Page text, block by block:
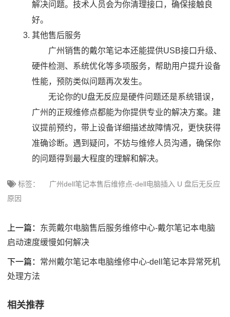
解决问题。技术人员会为你清理接口，确保接触良
好。
其他售后服务
广州销售的戴尔笔记本还能提供USB接口升级、
硬件检测、系统优化等多项服务，帮助用户提升设备
性能，预防类似问题再次发生。
无论你的U盘无反应是硬件问题还是系统错误，
广州的正规维修点都能为你提供专业的解决方案。建
议提前预约，带上设备详细描述故障情况，更快获得
准确诊断。遇到疑问，不妨与维修人员沟通，确保你
的问题得到最大程度的理解和解决。
标签：
广州dell笔记本售后维修点-dell电脑插入 U 盘后无反应
原因
上一篇： 东莞戴尔电脑售后服务维修中心-戴尔笔记本电脑
启动速度缓慢如何解决
下一篇： 常州戴尔笔记本电脑维修中心-dell笔记本异常死机
处理方法
相关推荐